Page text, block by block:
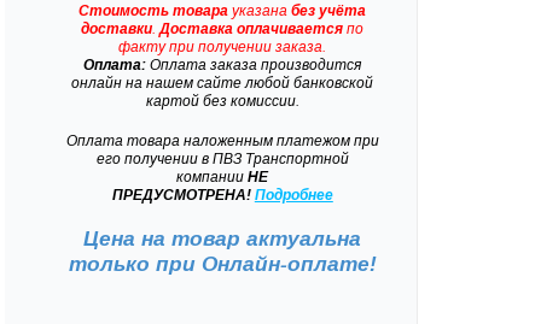
Стоимость товара указанабез учёта
доставки .Доставка оплачивается по
факту при получении заказа.
Оплата: Оплата заказа производится
онлайн на нашем сайте любой банковской
картой без комиссии.
Оплата товара наложенным платежом при
его получении в ПВЗ Транспортной
компании НЕ
ПРЕДУСМОТРЕНА! Подробнее
Цена на товар актуальна
только при Онлайн-оплате!